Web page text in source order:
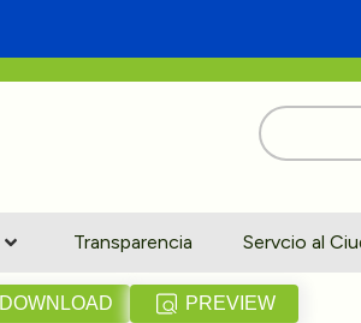
Buscar:
Transparencia Servcio al
DOWNLOAD PREVIEW